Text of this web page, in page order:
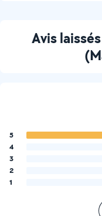
Avis
5
4
3
2
1